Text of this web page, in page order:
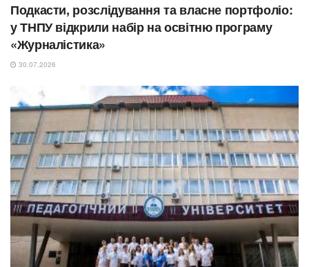
Подкасти, розслідування та власне портфоліо:
у ТНПУ відкрили набір на освітню програму
«Журналістика»
30.07.2026